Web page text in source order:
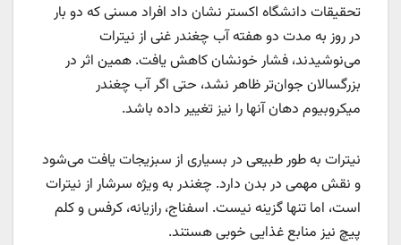
تحقیقات دانشگاه اکستر نشان داد افراد مسنی که دو بار
در روز به مدت دو هفته آب چغندر غنی از نیترات
می‌نوشیدند، فشار خونشان کاهش یافت. همین اثر در
بزرگسالان جوان‌تر ظاهر نشد، حتی اگر آب چغندر
میکروبیوم دهان آنها را نیز تغییر داده باشد.
نیترات به طور طبیعی در بسیاری از سبزیجات یافت می‌شود
و نقش مهمی در بدن دارد. چغندر به ویژه سرشار از نیترات
است، اما تنها گزینه نیست. اسفناج، رازیانه، کرفس و کلم
پیچ نیز منابع غذایی خوبی هستند.